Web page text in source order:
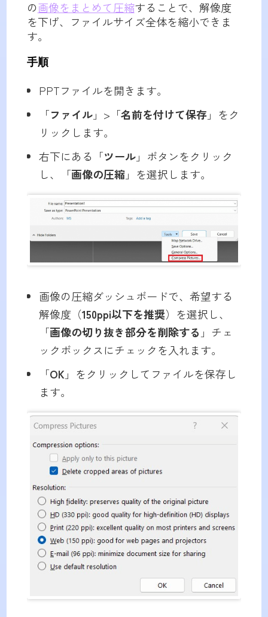
の画像をまとめて圧縮することで、解像度
を下げ、ファイルサイズ全体を縮小できま
す。
手順
PPTファイルを開きます。
「ファイル」>「名前を付けて保存」をク
リックします。
右下にある「ツール」ボタンをクリック
し、「画像の圧縮」を選択します。
画像の圧縮ダッシュボードで、希望する
解像度（150ppi以下を推奨）を選択し、
「画像の切り抜き部分を削除する 」チェ
ックボックスにチェックを入れます。
「OK」をクリックしてファイルを保存し
ます。